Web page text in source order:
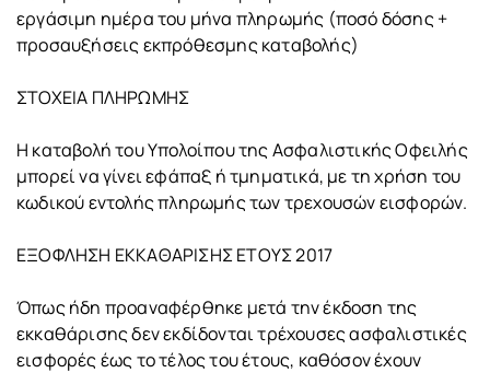
εργάσιμη ημέρα του μήνα πληρωμής (ποσό δόσης +
προσαυξήσεις εκπρόθεσμης καταβολής)
ΣΤΟΧΕΙΑ ΠΛΗΡΩΜΗΣ
Η καταβολή του Υπολοίπου της Ασφαλιστικής Οφειλής
μπορεί να γίνει εφάπαξ ή τμηματικά, με τη χρήση του
κωδικού εντολής πληρωμής των τρεχουσών εισφορών.
ΕΞΟΦΛΗΣΗ ΕΚΚΑΘΑΡΙΣΗΣ ΕΤΟΥΣ 2017
Όπως ήδη προαναφέρθηκε μετά την έκδοση της
εκκαθάρισης δεν εκδίδονται τρέχουσες ασφαλιστικές
εισφορές έως το τέλος του έτους, καθόσον έχουν